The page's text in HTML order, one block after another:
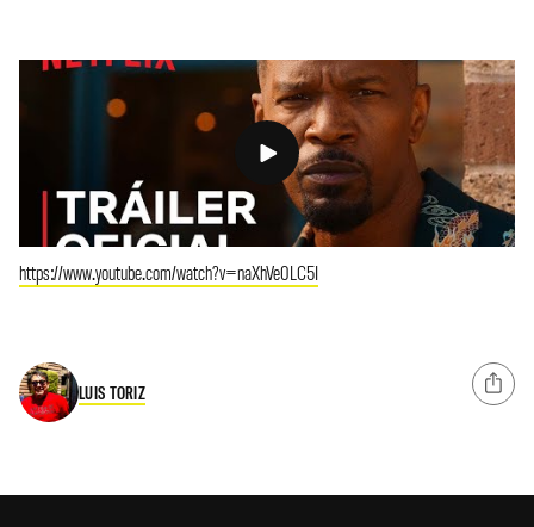
https://www.youtube.com/watch?v=naXhVe0LC5I
LUIS TORIZ